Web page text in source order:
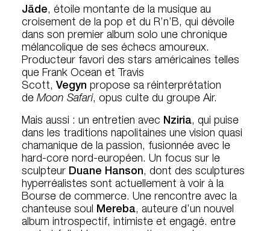
Jäde, étoile montante de la musique au
croisement de la pop et du R’n’B, qui dévoile
dans son premier album solo une chronique
mélancolique de ses échecs amoureux.
Producteur favori des stars américaines telles
que Frank Ocean et Travis
Scott, Vegyn propose sa réinterprétation
de Moon Safari, opus culte du groupe Air.
Mais aussi : un entretien avec Nziria, qui puise
dans les traditions napolitaines une vision quasi
chamanique de la passion, fusionnée avec le
hard-core nord-européen. Un focus sur le
sculpteur Duane Hanson, dont des sculptures
hyperréalistes sont actuellement à voir à la
Bourse de commerce. Une rencontre avec la
chanteuse soul Mereba, auteure d’un nouvel
album introspectif, intimiste et engagé. entre